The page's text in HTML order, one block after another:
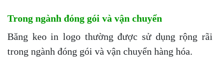
Trong ngành đóng gói và vận chuyển
Băng keo in logo thường được sử dụng rộng rãi
trong ngành đóng gói và vận chuyển hàng hóa.